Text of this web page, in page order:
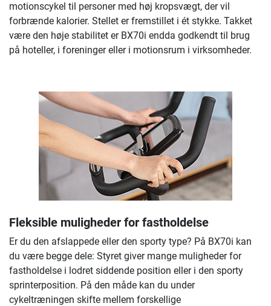
motionscykel til personer med høj kropsvægt, der vil
forbrænde kalorier. Stellet er fremstillet i ét stykke. Takket
være den høje stabilitet er BX70i endda godkendt til brug
på hoteller, i foreninger eller i motionsrum i virksomheder.
Fleksible muligheder for fastholdelse
Er du den afslappede eller den sporty type? På BX70i kan
du være begge dele: Styret giver mange muligheder for
fastholdelse i lodret siddende position eller i den sporty
sprinterposition. På den måde kan du under
cykeltræningen skifte mellem forskellige